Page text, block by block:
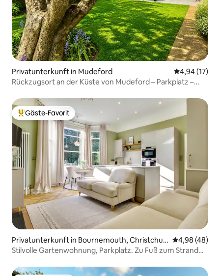
Privatunterkunft in Mudeford
4,94 (17)
Rückzugsort an der Küste von Mudeford – Parkplatz –
Beliebter Gäste-Favorit.
Gäste-Favorit
Privatunterkunft in Bournemouth, Christchur
ch and Poole
4,98 (48)
Stilvolle Gartenwohnung, Parkplatz. Zu Fuß zum Strand